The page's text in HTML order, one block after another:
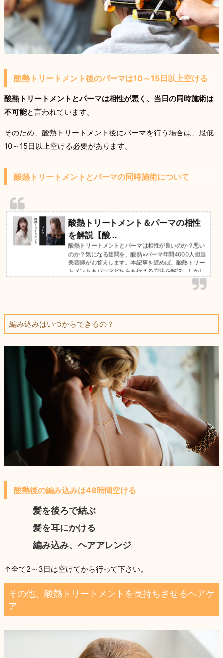
酸熱トリートメント後のパーマは10～15日以上空ける
酸熱トリートメントとパーマは相性が悪く、当日の同時施術は
不可能と言われています。
そのため、酸熱トリートメント後にパーマを行う場合は、最低
10～15日以上空ける必要があります。
酸熱トリートメントとパーマの同時施術について
酸熱トリートメント＆パーマの相性
を解説【酸...
酸熱トリートメントとパーマは相性が良いのか？悪い
のか？気になる疑問を、酸熱×パーマ年間4000人担当
美容師がお答えします。本記事を読めば、酸熱トリー
トメントもパーマどちらも行える方法を解説。しかし
注意点がいくつかあるので、何も考えず、同時に行う
編み込みはいつからできるの？
酸熱後の編み込みは48時間空ける
髪を後ろで結ぶ
髪を耳にかける
編み込み、ヘアアレンジ
↑全て2～3日は空けてから行って下さい。
その他、酸熱トリートメントを長持ちさせるヘアケ
ア